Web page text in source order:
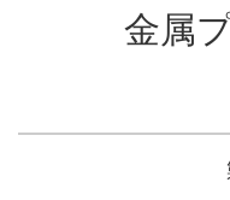
金属